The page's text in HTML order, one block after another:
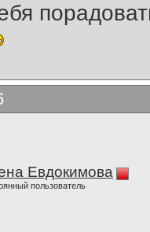
Евдокимова
пользователь